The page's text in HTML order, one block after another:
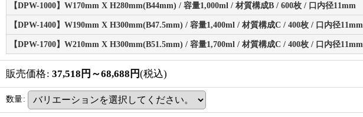
【DPW-1000】W170mm X H280mm(B44mm) / 容量1,000ml / 材質構成B / 600枚 / 口内径11mm
【DPW-1400】W190mm X H300mm(B47.5mm) / 容量1,400ml / 材質構成C / 400枚 / 口内径11mm
【DPW-1700】W210mm X H300mm(B51.5mm) / 容量1,700ml / 材質構成C / 400枚 / 口内径11mm
販売価格: 37,518 円 ～68,688 円(税込)
数量: